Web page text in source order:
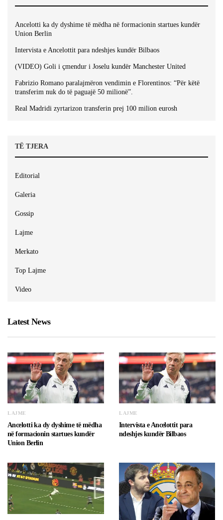
Ancelotti ka dy dyshime të mëdha në formacionin startues kundër
Union Berlin
Intervista e Ancelottit para ndeshjes kundër Bilbaos
(VIDEO) Goli i çmendur i Joselu kundër Manchester United
Fabrizio Romano paralajmëron vendimin e Florentinos: “Për këtë
transferim nuk do të paguajë 50 milionë”.
Real Madridi zyrtarizon transferin prej 100 milion eurosh
TË TJERA
Editorial
Galeria
Gossip
Lajme
Merkato
Top Lajme
Video
Latest News
LAJME
Ancelotti ka dy dyshime të mëdha
në formacionin startues kundër
Union Berlin
LAJME
Intervista e Ancelottit para
ndeshjes kundër Bilbaos